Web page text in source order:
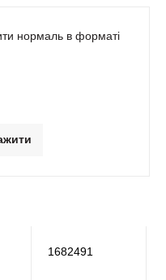
нормаль в форматі
1682491